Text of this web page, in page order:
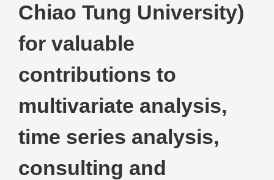
Chiao Tung University)
for valuable
contributions to
multivariate analysis,
time series analysis,
consulting and